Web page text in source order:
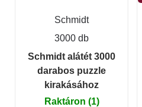
Schmidt
3000 db
Schmidt alátét 3000
darabos puzzle
kirakásához
Raktáron (1)